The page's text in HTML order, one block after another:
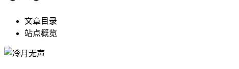
文章目录
站点概览